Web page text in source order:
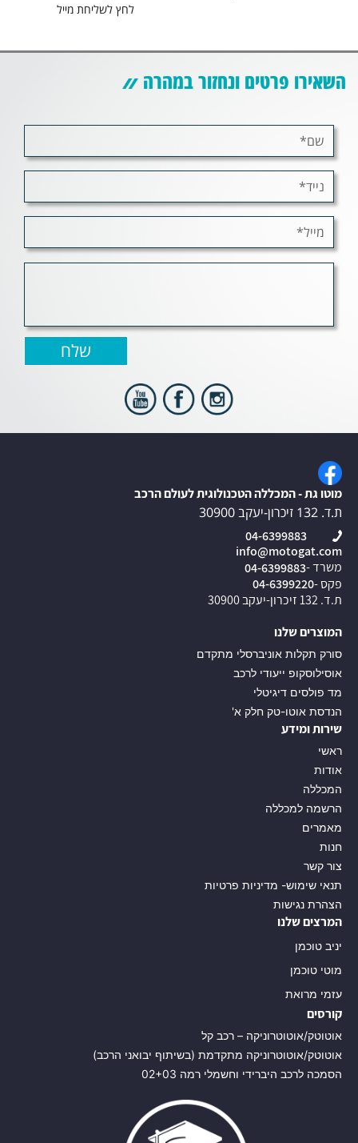
לחץ לשליחת מייל
השאירו פרטים ונחזור במהרה
מוטו גת - המכללה הטכנולוגית לעולם הרכב
ת.ד. 132 זיכרון-יעקב 30900
04-6399883
info@motogat.com
משרד -04-6399883
פקס -04-6399220
ת.ד. 132 זיכרון-יעקב 30900
המוצרים שלנו
סורק תקלות אוניברסלי מתקדם
אוסילוסקופ ייעודי לרכב
מד פולסים דיגיטלי
הנדסת אוטו-טק חלק א'
שירות ומידע
ראשי
אודות
המכללה
הרשמה למכללה
מאמרים
חנות
צור קשר
תנאי שימוש- מדיניות פרטיות
הצהרת נגישות
המרצים שלנו
יניב טוכמן
מוטי טוכמן
עזמי מרואת
קורסים
אוטוטק/אוטוטרוניקה – רכב קל
אוטוטק/אוטוטרוניקה מתקדמת (בשיתוף יבואני הרכב)
הסמכה לרכב היברידי וחשמלי רמה 02+03